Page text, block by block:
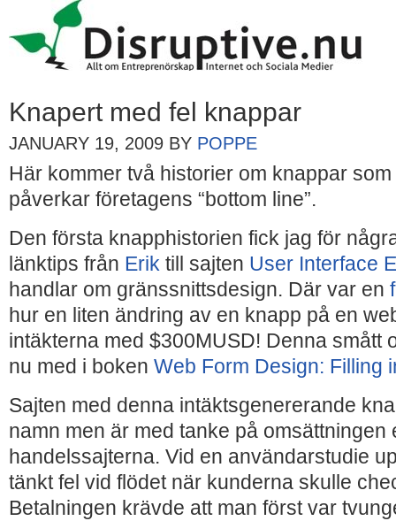
Knapert med fel knappar
JANUARY 19, 2009 BY POPPE
Här kommer två historier om knappar
påverkar företagens “bottom line”.
Den första knapphistorien fick jag för
länktips från Erik till sajten User Interface
handlar om gränssnittsdesign. Där var en
hur en liten ändring av en knapp på en
intäkterna med $300MUSD! Denna smått
nu med i boken Web Form Design: Filling
Sajten med denna intäktsgenererande
namn men är med tanke på omsättningen
handelssajterna. Vid en användarstudie
tänkt fel vid flödet när kunderna skulle
Betalningen krävde att man först var